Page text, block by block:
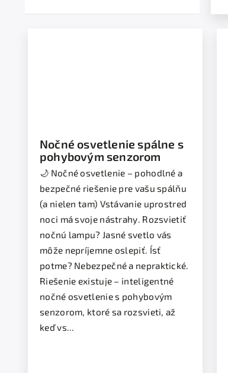
Nočné osvetlenie spálne s
pohybovým senzorom
🌙 Nočné osvetlenie – pohodlné a
bezpečné riešenie pre vašu spálňu
(a nielen tam) Vstávanie uprostred
noci má svoje nástrahy. Rozsvietiť
nočnú lampu? Jasné svetlo vás
môže nepríjemne oslepiť. Ísť
potme? Nebezpečné a nepraktické.
Riešenie existuje – inteligentné
nočné osvetlenie s pohybovým
senzorom, ktoré sa rozsvieti, až
keď vs...